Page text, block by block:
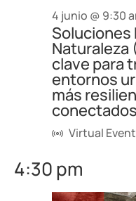
Soluciones
Naturaleza
clave para
entornos
más
conectados
4 junio @ 9:30
Virtual
4:30 pm